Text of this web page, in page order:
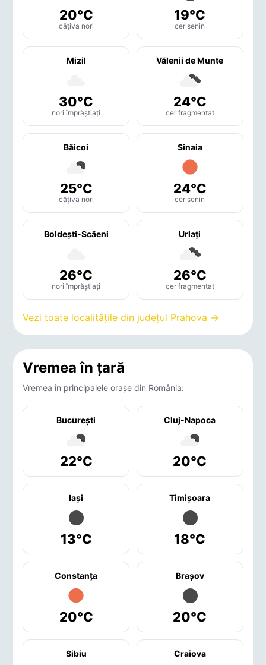
20°C
câțiva nori
19°C
cer senin
Mizil
30°C
nori împrăștiați
Vălenii de Munte
24°C
cer fragmentat
Băicoi
25°C
câțiva nori
Sinaia
24°C
cer senin
Boldeşti-Scăeni
26°C
nori împrăștiați
Urlaţi
26°C
cer fragmentat
Vezi toate localitățile din județul Prahova →
Vremea în țară
Vremea în principalele orașe din România:
București
22°C
Cluj-Napoca
20°C
Iaşi
13°C
Timişoara
18°C
Constanţa
20°C
Braşov
20°C
Sibiu Craiova